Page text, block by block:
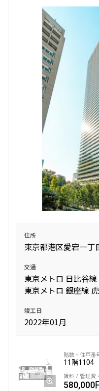
住所
東京都港区愛宕一丁
交通
東京メトロ 日比谷
東京メトロ 銀座線
竣工日
2022年01月
11階1104
580,000